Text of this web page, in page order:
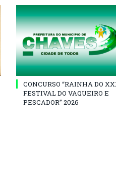
CONCURSO “RAINHA DO
FESTIVAL DO VAQUEIRO E
PESCADOR” 2026